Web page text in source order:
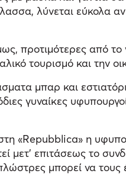
λύνεται εύκολα
προτιμότερες από
τουρισμό και την
μπαρ και
γυναίκες
«Repubblica» η
μετ’ επιτάσεως το
μπορεί να τους